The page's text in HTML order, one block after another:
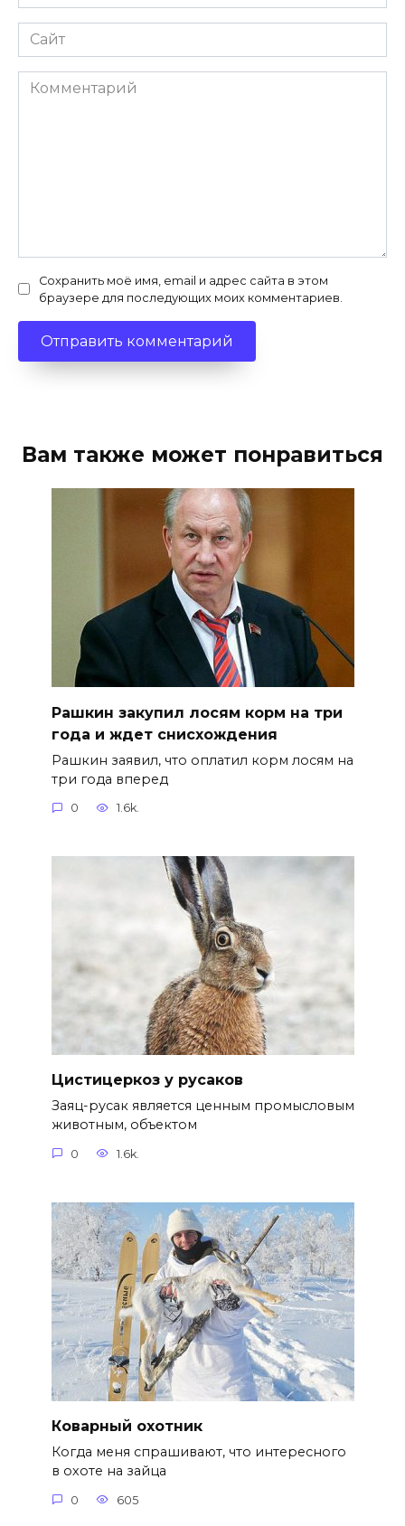
*
Сайт
Комментарий
Сохранить моё имя, email и адрес сайта в этом
браузере для последующих моих комментариев.
Вам также может понравиться
Рашкин закупил лосям корм на три
года и ждет снисхождения
Рашкин заявил, что оплатил корм лосям на
три года вперед
0 1.6k.
Цистицеркоз у русаков
Заяц-русак является ценным промысловым
животным, объектом
0 1.6k.
Коварный охотник
Когда меня спрашивают, что интересного
в охоте на зайца
0 605